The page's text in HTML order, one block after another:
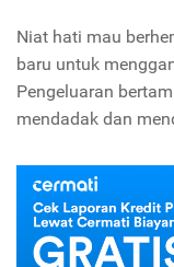
Niat hati mau
baru untuk
Pengeluaran
mendadak dan